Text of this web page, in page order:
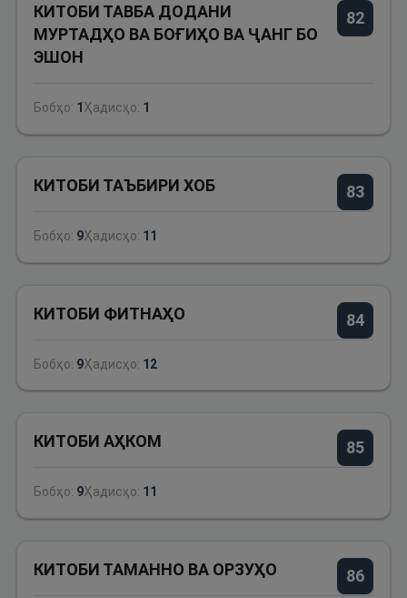
82
КИТОБИ ТАВБА ДОДАНИ
МУРТАДҲО ВА БОҒИҲО ВА ҶАНГ БО
ЭШОН
Бобҳо: 1 Ҳадисҳо: 1
83
КИТОБИ ТАЪБИРИ ХОБ
Бобҳо: 9Ҳадисҳо: 11
84
КИТОБИ ФИТНАҲО
Бобҳо: 9Ҳадисҳо: 12
85
КИТОБИ АҲКОМ
Бобҳо: 9Ҳадисҳо: 11
86
КИТОБИ ТАМАННО ВА ОРЗУҲО